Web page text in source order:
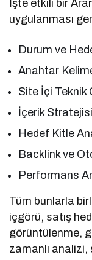
İşte etkili bir
uygulanması
Durum ve
Anahtar
Site İçi Teknik
İçerik Stratejisi
Hedef Kitle
Backlink ve
Performans
Tüm bunlarla
içgörü, satış
görüntülenme,
zamanlı analizi,